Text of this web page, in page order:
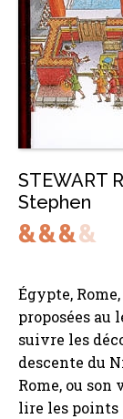
STEWART
Stephen
Égypte,
proposées au
suivre les
descente du
Rome, ou son
lire les points